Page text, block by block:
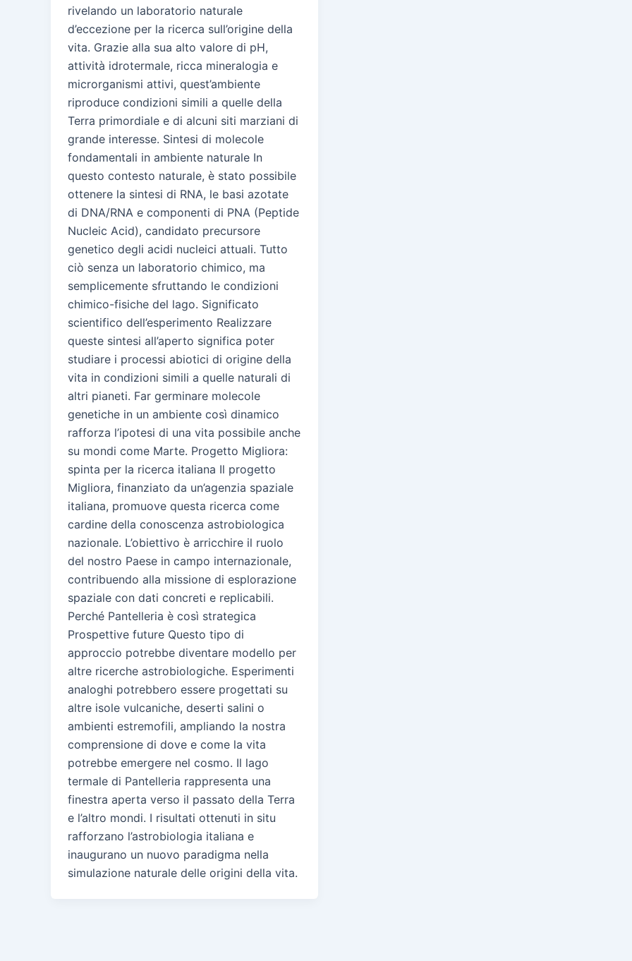
rivelando un laboratorio naturale
d’eccezione per la ricerca sull’origine della
vita. Grazie alla sua alto valore di pH,
attività idrotermale, ricca mineralogia e
microrganismi attivi, quest’ambiente
riproduce condizioni simili a quelle della
Terra primordiale e di alcuni siti marziani di
grande interesse. Sintesi di molecole
fondamentali in ambiente naturale In
questo contesto naturale, è stato possibile
ottenere la sintesi di RNA, le basi azotate
di DNA/RNA e componenti di PNA (Peptide
Nucleic Acid), candidato precursore
genetico degli acidi nucleici attuali. Tutto
ciò senza un laboratorio chimico, ma
semplicemente sfruttando le condizioni
chimico-fisiche del lago. Significato
scientifico dell’esperimento Realizzare
queste sintesi all’aperto significa poter
studiare i processi abiotici di origine della
vita in condizioni simili a quelle naturali di
altri pianeti. Far germinare molecole
genetiche in un ambiente così dinamico
rafforza l’ipotesi di una vita possibile anche
su mondi come Marte. Progetto Migliora:
spinta per la ricerca italiana Il progetto
Migliora, finanziato da un’agenzia spaziale
italiana, promuove questa ricerca come
cardine della conoscenza astrobiologica
nazionale. L’obiettivo è arricchire il ruolo
del nostro Paese in campo internazionale,
contribuendo alla missione di esplorazione
spaziale con dati concreti e replicabili.
Perché Pantelleria è così strategica
Prospettive future Questo tipo di
approccio potrebbe diventare modello per
altre ricerche astrobiologiche. Esperimenti
analoghi potrebbero essere progettati su
altre isole vulcaniche, deserti salini o
ambienti estremofili, ampliando la nostra
comprensione di dove e come la vita
potrebbe emergere nel cosmo. Il lago
termale di Pantelleria rappresenta una
finestra aperta verso il passato della Terra
e l’altro mondi. I risultati ottenuti in situ
rafforzano l’astrobiologia italiana e
inaugurano un nuovo paradigma nella
simulazione naturale delle origini della vita.